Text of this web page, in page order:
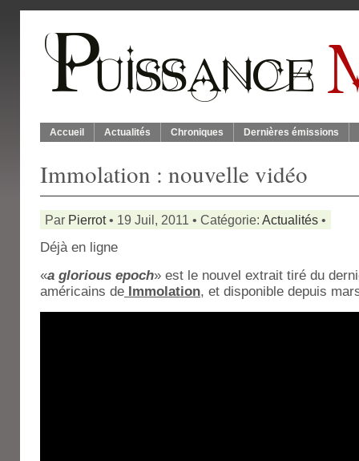
Accueil Actualités Chroniques Dernières émissions
Immolation : nouvelle vidéo
Par Pierrot• 19 Juil, 2011 • Catégorie: Actualités •
Déjà en ligne
«a glorious epoch» est le nouvel extrait tiré du
américains de Immolation, et disponible depuis